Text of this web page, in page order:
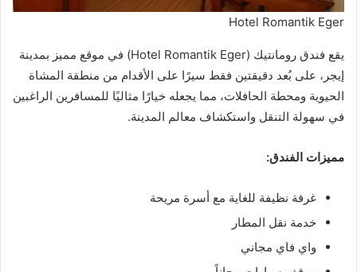
Hotel Romantik Eger
يقع فندق رومانتيك (Hotel Romantik Eger) في موقع مميز بمدينة
إيجر، على بُعد دقيقتين فقط سيرًا على الأقدام من منطقة المشاة
الحيوية ومحطة الحافلات، مما يجعله خيارًا مثاليًا للمسافرين الراغبين
في سهولة التنقل واستكشاف معالم المدينة.
مميزات الفندق:
غرفة نظيفة للغاية مع أسرة مريحة
خدمة نقل المطار
واي فاي مجاني